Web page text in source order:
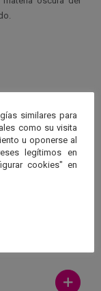
(IAA-CSIC)
en:
Ver más
similares para
como su visita
u oponerse al
legítimos en
cookies" en